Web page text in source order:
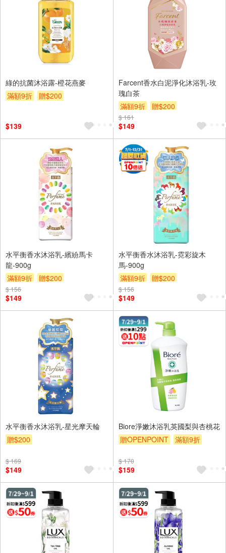
綠的抗菌沐浴露-橙花燕麥
滿額9折
贈$200
$139
Farcent香水白泥淨化沐浴乳-玫
瑰白茶
滿額9折
贈$200
$ 161
$149
水平衡香水沐浴乳-繽紛馬卡
龍-900g
滿額9折
贈$200
$ 156
$149
水平衡香水沐浴乳-霓彩旋木
馬-900g
滿額9折
贈$200
$ 156
$149
水平衡香水沐浴乳-星光摩天輪
贈$200
$ 169
$149
Biore淨嫩沐浴乳英國梨與杏桃花
贈OPENPOINT
滿額9折
$ 170
$159